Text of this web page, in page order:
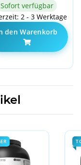
Sofort verfügbar
2 - 3 Werktage
den Warenkorb